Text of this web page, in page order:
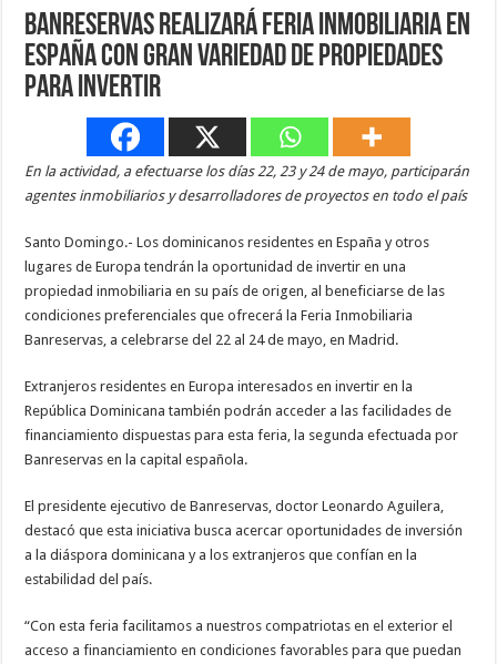
Banreservas realizará Feria Inmobiliaria en
España con gran variedad de propiedades
para invertir
En la actividad, a efectuarse los días 22, 23 y 24 de mayo, participarán
agentes inmobiliarios y desarrolladores de proyectos en todo el país
Santo Domingo.- Los dominicanos residentes en España y otros
lugares de Europa tendrán la oportunidad de invertir en una
propiedad inmobiliaria en su país de origen, al beneficiarse de las
condiciones preferenciales que ofrecerá la Feria Inmobiliaria
Banreservas, a celebrarse del 22 al 24 de mayo, en Madrid.
Extranjeros residentes en Europa interesados en invertir en la
República Dominicana también podrán acceder a las facilidades de
financiamiento dispuestas para esta feria, la segunda efectuada por
Banreservas en la capital española.
El presidente ejecutivo de Banreservas, doctor Leonardo Aguilera,
destacó que esta iniciativa busca acercar oportunidades de inversión
a la diáspora dominicana y a los extranjeros que confían en la
estabilidad del país.
“Con esta feria facilitamos a nuestros compatriotas en el exterior el
acceso a financiamiento en condiciones favorables para que puedan